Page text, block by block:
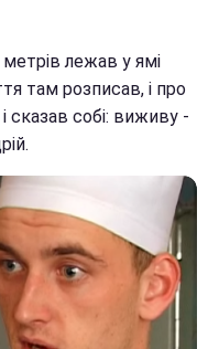
лежав у ямі
там розписав, і про
сказав собі: виживу -